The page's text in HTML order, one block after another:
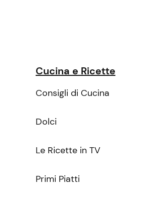
Cucina e Ricette
Consigli di Cucina
Dolci
Le Ricette in TV
Primi Piatti